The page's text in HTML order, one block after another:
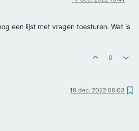
een lijst met vragen toesturen. Wat is
0
19 dec. 2022 08:03